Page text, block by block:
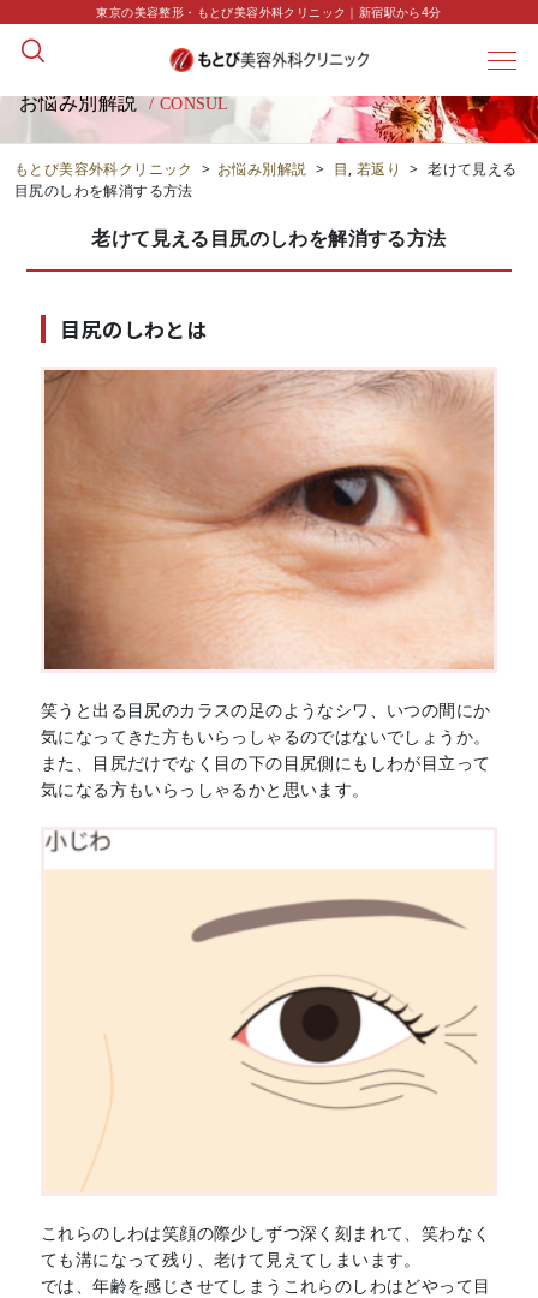
東京の美容整形・もとび美容外科クリニック｜新宿駅から4分
お悩み別解説 / CONSUL
もとび美容外科クリニック > お悩み別解説 > 目, 若返り > 老けて見える
目尻のしわを解消する方法
老けて見える目尻のしわを解消する方法
目尻のしわとは
笑うと出る目尻のカラスの足のようなシワ、いつの間にか
気になってきた方もいらっしゃるのではないでしょうか。
また、目尻だけでなく目の下の目尻側にもしわが目立って
気になる方もいらっしゃるかと思います。
これらのしわは笑顔の際少しずつ深く刻まれて、笑わなく
ても溝になって残り、老けて見えてしまいます。
では、年齢を感じさせてしまうこれらのしわはどやって目